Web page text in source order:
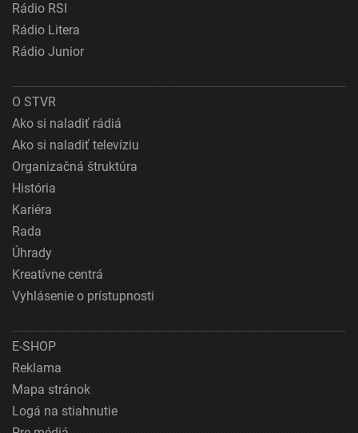
Rádio RSI
Rádio Litera
Rádio Junior
O STVR
Ako si naladiť rádiá
Ako si naladiť televíziu
Organizačná štruktúra
História
Kariéra
Rada
Úhrady
Kreatívne centrá
Vyhlásenie o prístupnosti
E-SHOP
Reklama
Mapa stránok
Logá na stiahnutie